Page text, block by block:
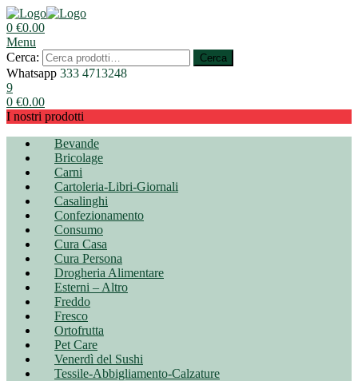
0 €0.00
Menu
Cerca:
Cerca
Whatsapp 333 4713248
9
0 €0.00
I nostri prodotti
Bevande
Bricolage
Carni
Cartoleria-Libri-Giornali
Casalinghi
Confezionamento
Consumo
Cura Casa
Cura Persona
Drogheria Alimentare
Esterni – Altro
Freddo
Fresco
Ortofrutta
Pet Care
Venerdì del Sushi
Tessile-Abbigliamento-Calzature